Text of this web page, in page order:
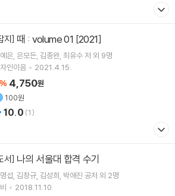
지] 때 : volume 01 [2021]
은 은모든 김종완 최유수저 외 9명
인이음
2021.4.15.
% 4,750원
100원
10.0 (1)
서] 나의 서울대 합격 수기
섭 김창규 김성희 박애진 공저 외 2명
2018.11.10.